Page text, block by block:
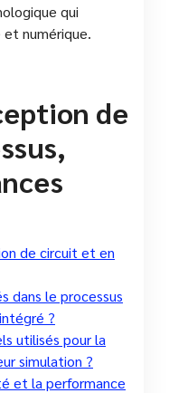
qui
numérique.
de
de circuit et en
dans le processus
?
utilisés pour la
simulation ?
et la performance